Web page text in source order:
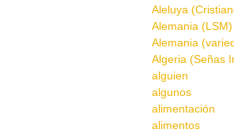
Aleluya
Alemania (LSM)
Alemania
Algeria (Señas
alguien
algunos
alimentación
alimentos